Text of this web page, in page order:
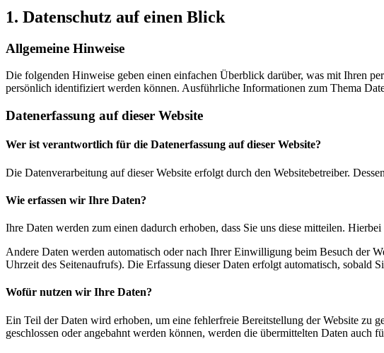
1. Datenschutz auf einen Blick
Allgemeine Hinweise
Die folgenden Hinweise geben einen einfachen Überblick darüber, was mit Ihren
persönlich identifiziert werden können. Ausführliche Informationen zum Thema
Datenerfassung auf dieser Website
Wer ist verantwortlich für die Datenerfassung auf dieser Website?
Die Datenverarbeitung auf dieser Website erfolgt durch den Websitebetreiber.
Wie erfassen wir Ihre Daten?
Ihre Daten werden zum einen dadurch erhoben, dass Sie uns diese mitteilen.
Andere Daten werden automatisch oder nach Ihrer Einwilligung beim Besuch der
Uhrzeit des Seitenaufrufs). Die Erfassung dieser Daten erfolgt automatisch, sobald
Wofür nutzen wir Ihre Daten?
Ein Teil der Daten wird erhoben, um eine fehlerfreie Bereitstellung der Website zu
geschlossen oder angebahnt werden können, werden die übermittelten Daten auch